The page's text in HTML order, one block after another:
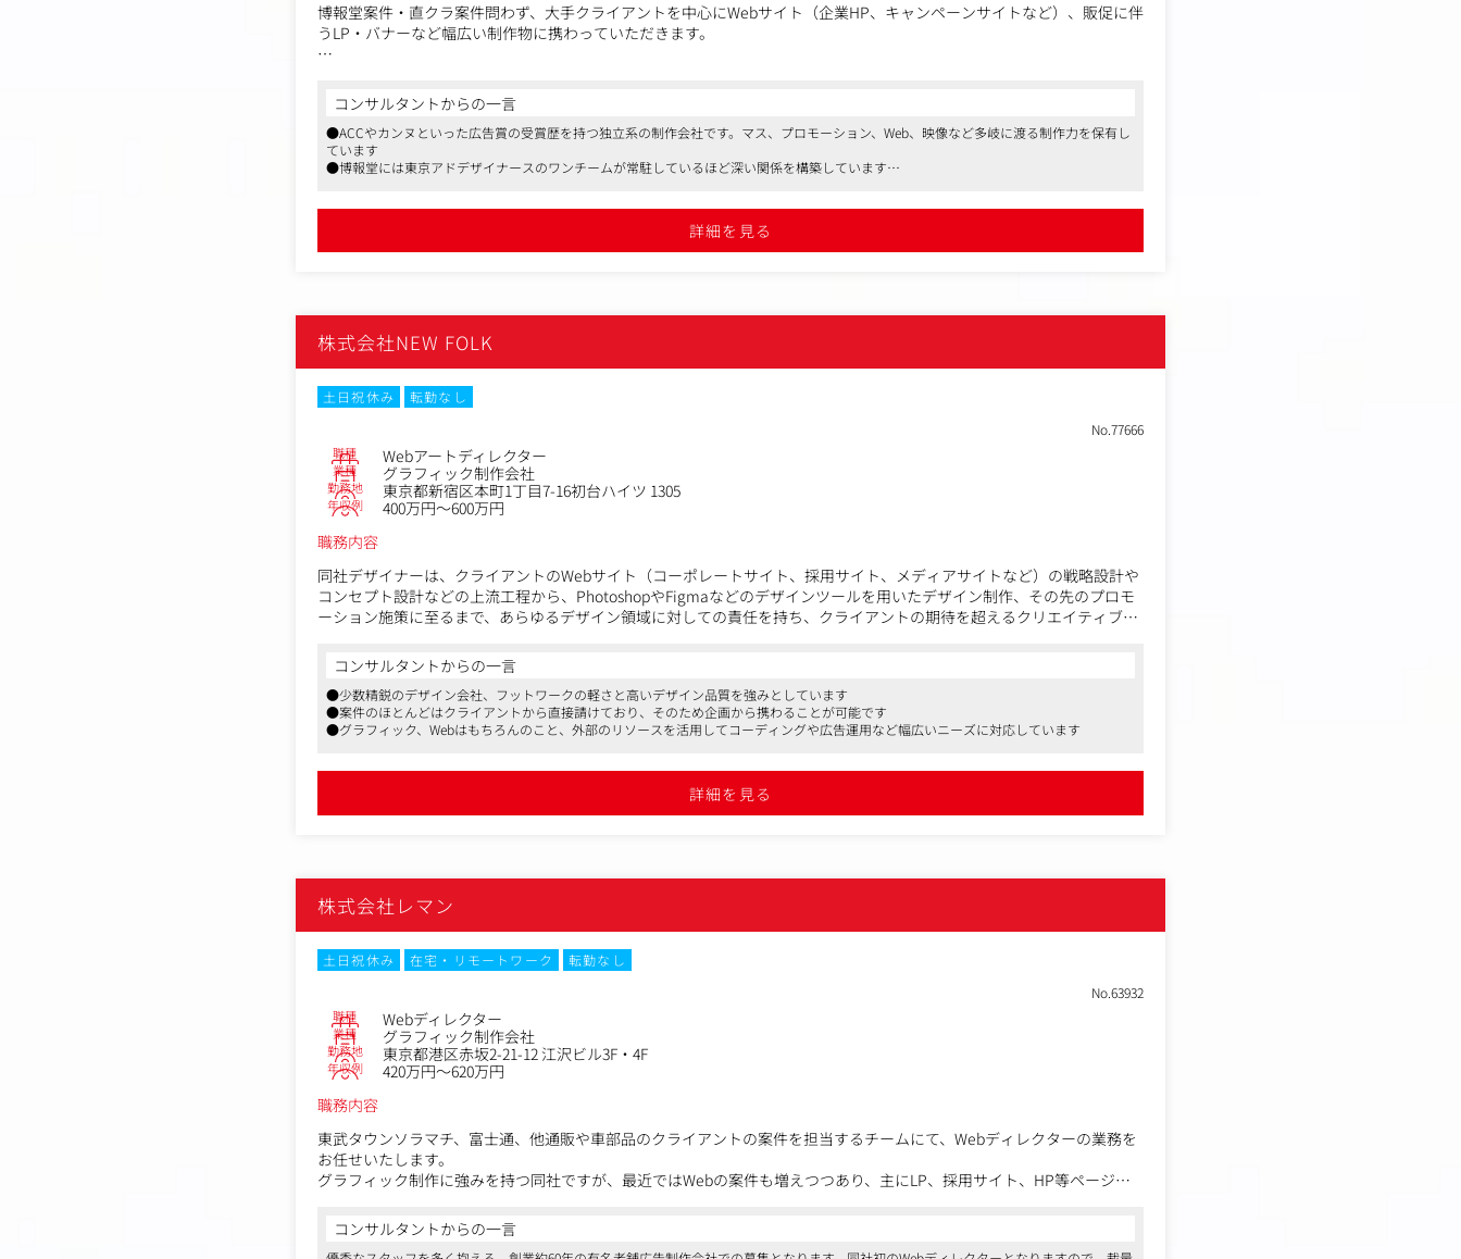
博報堂案件・直クラ案件問わず、大手クライアントを中心にWebサイト（企業HP、キャンペーンサイトなど）、販促に伴
うLP・バナーなど幅広い制作物に携わっていただきます。
デザイン、プロジェクトメンバーのデザインディレクションなどに従事いただきます。
社内にカメラマンやイラストレーターといったクリエイター陣も揃っていますので（場合によっては外注の可能性もあ
り）、一貫したクリエイティブを社内で完結することが可能な環境です。
グラフィックデザインのチームと連携して進めるお仕事も多くあります。
認知度の高いクリエイティブ制作を手がけることができる点も魅力です。
コンサルタントからの一言
●ACCやカンヌといった広告賞の受賞歴を持つ独立系の制作会社です。マス、プロモーション、Web、映像など多岐に渡る制作力を保有し
ています
●博報堂には東京アドデザイナースのワンチームが常駐しているほど深い関係を構築しています
詳細を見る
株式会社NEW FOLK
土日祝休み
転勤なし
No.77666
職種 Webアートディレクター
業種 グラフィック制作会社
勤務地 東京都新宿区本町1丁目7-16初台ハイツ 1305
年収例
400万円～600万円
職務内容
同社デザイナーは、クライアントのWebサイト（コーポレートサイト、採用サイト、メディアサイトなど）の戦略設計や
コンセプト設計などの上流工程から、PhotoshopやFigmaなどのデザインツールを用いたデザイン制作、その先のプロモ
ーション施策に至るまで、あらゆるデザイン領域に対しての責任を持ち、クライアントの期待を超えるクリエイティブを
コンサルタントからの一言
●少数精鋭のデザイン会社、フットワークの軽さと高いデザイン品質を強みとしています
●案件のほとんどはクライアントから直接請けており、そのため企画から携わることが可能です
●グラフィック、Webはもちろんのこと、外部のリソースを活用してコーディングや広告運用など幅広いニーズに対応しています
詳細を見る
株式会社レマン
土日祝休み 在宅・リモートワーク
転勤なし
No.63932
職種 Webディレクター
業種 グラフィック制作会社
勤務地 東京都港区赤坂2-21-12 江沢ビル3F・4F
年収例
420万円～620万円
職務内容
東武タウンソラマチ、富士通、他通販や車部品のクライアントの案件を担当するチームにて、Webディレクターの業務を
お任せいたします。
グラフィック制作に強みを持つ同社ですが、最近ではWebの案件も増えつつあり、主にLP、採用サイト、HP等ページ数
●WORKS
コンサルタントからの一言